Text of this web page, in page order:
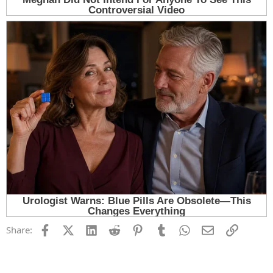
Share: FacebookX (Twitter)
LinkedInReddit PinterestTumblrWhatsApp
EmailLink